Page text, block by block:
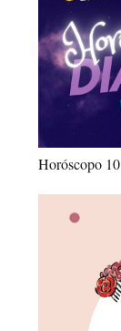
Horóscopo